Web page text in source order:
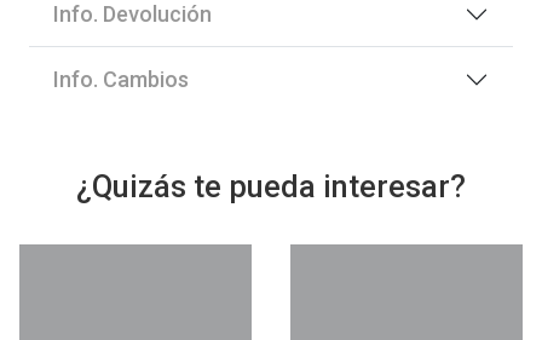
Info. Devolución
Info. Cambios
¿Quizás te pueda interesar?